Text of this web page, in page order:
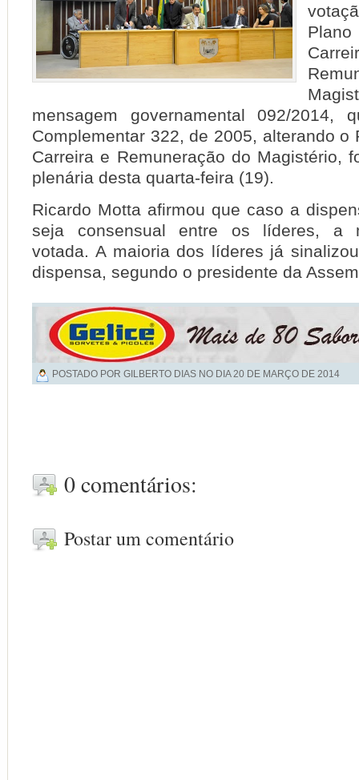
mensagem governamental 092/2014,
Complementar 322, de 2005, alterando o
Carreira e Remuneração do Magistério,
plenária desta quarta-feira (19).
Ricardo Motta afirmou que caso a
seja consensual entre os líderes, a
votada. A maioria dos líderes já
dispensa, segundo o presidente da
POSTADO POR GILBERTO DIAS NO DIA 20 DE MARÇO DE 2014
0 comentários:
Postar um comentário